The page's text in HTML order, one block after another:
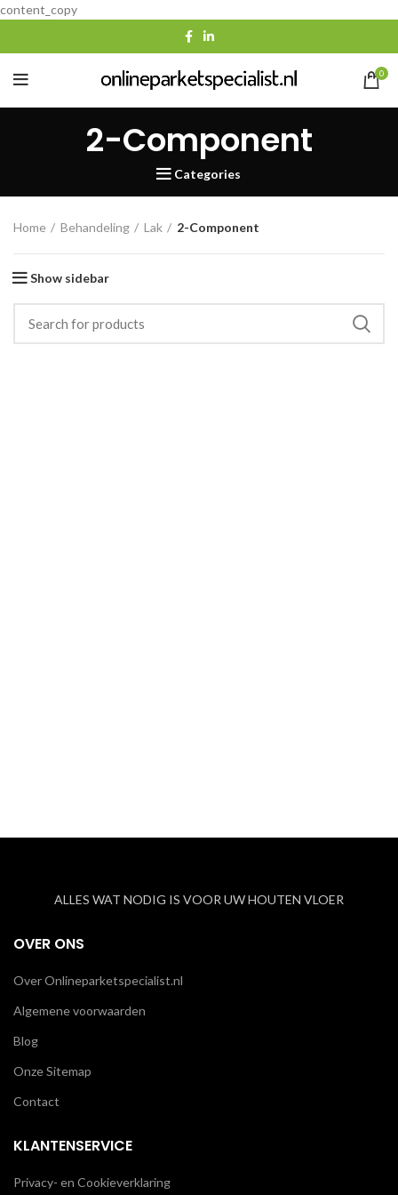
content_copy
0
2-Component
Categories
Home Behandeling Lak 2-Component
Show sidebar
ALLES WAT NODIG IS VOOR UW HOUTEN VLOER
OVER ONS
Over Onlineparketspecialist.nl
Algemene voorwaarden
Blog
Onze Sitemap
Contact
KLANTENSERVICE
Privacy- en Cookieverklaring